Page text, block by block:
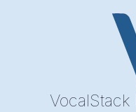
VocalStack